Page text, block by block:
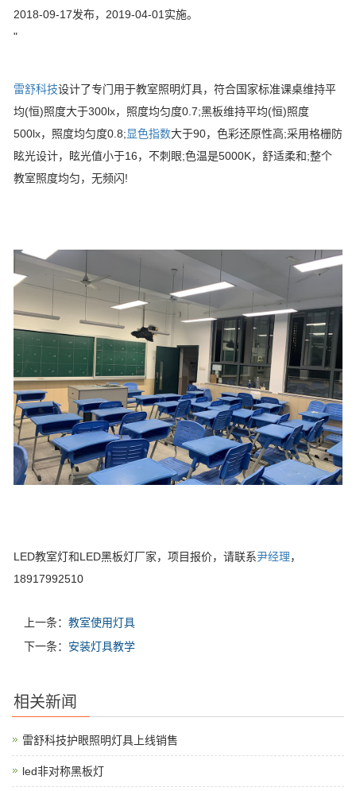
2018-09-17发布，2019-04-01实施。
"
雷舒科技设计了专门用于教室照明灯具，符合国家标准课桌维持平
均(恒)照度大于300lx，照度均匀度0.7;黑板维持平均(恒)照度
500lx，照度均匀度0.8;显色指数大于90，色彩还原性高;采用格栅防
眩光设计，眩光值小于16，不刺眼;色温是5000K，舒适柔和;整个
教室照度均匀，无频闪!
LED教室灯和LED黑板灯厂家，项目报价，请联系尹经理，
18917992510
上一条： 教室使用灯具
下一条： 安装灯具教学
相关新闻
雷舒科技护眼照明灯具上线销售
led非对称黑板灯